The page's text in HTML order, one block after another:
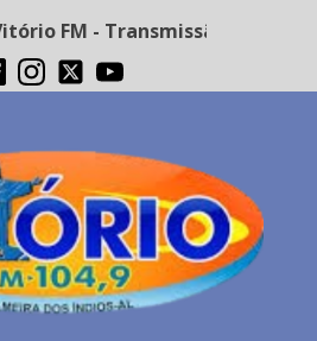
FM - Transmissão ao vivo